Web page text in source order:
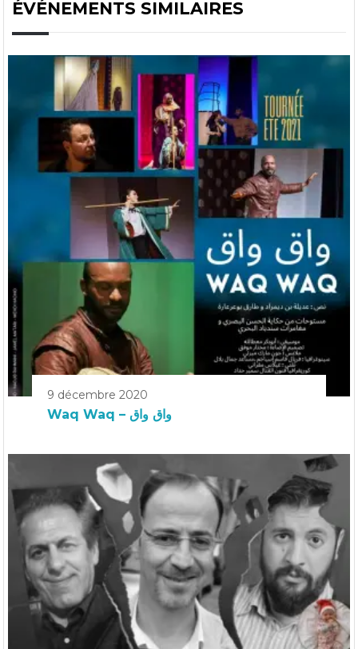
ÉVÉNEMENTS SIMILAIRES
9 décembre 2020
Waq Waq – واق واق